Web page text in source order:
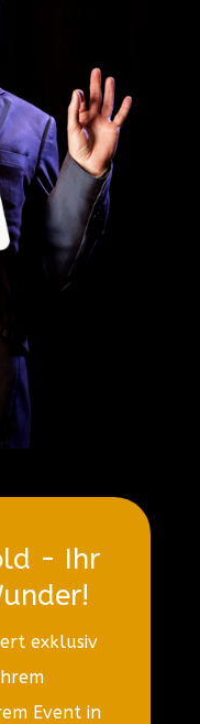
- Ihr
exklusiv
Event in